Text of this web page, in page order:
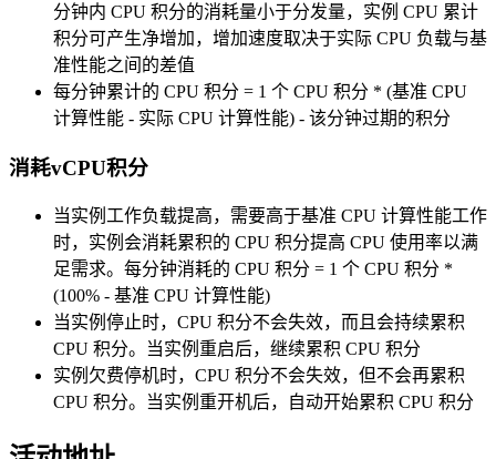
分钟内 CPU 积分的消耗量小于分发量，实例 CPU 累计
积分可产生净增加，增加速度取决于实际 CPU 负载与基
准性能之间的差值
每分钟累计的 CPU 积分 = 1 个 CPU 积分 * (基准 CPU
计算性能 - 实际 CPU 计算性能) - 该分钟过期的积分
消耗vCPU积分
当实例工作负载提高，需要高于基准 CPU 计算性能工作
时，实例会消耗累积的 CPU 积分提高 CPU 使用率以满
足需求。每分钟消耗的 CPU 积分 = 1 个 CPU 积分 *
(100% - 基准 CPU 计算性能)
当实例停止时，CPU 积分不会失效，而且会持续累积
CPU 积分。当实例重启后，继续累积 CPU 积分
实例欠费停机时，CPU 积分不会失效，但不会再累积
CPU 积分。当实例重开机后，自动开始累积 CPU 积分